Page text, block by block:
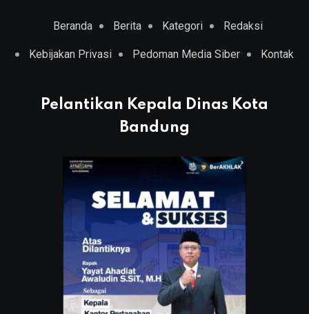
Beranda Berita Kategori Redaksi
Kebijakan Privasi Pedoman Media Siber Kontak
Pelantikan Kepala Dinas Kota
Bandung